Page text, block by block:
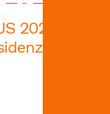
2023 |